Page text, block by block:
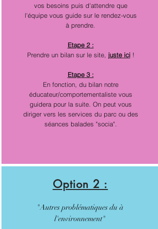
vos besoins puis d'attendre que
l'équipe vous guide sur le rendez-vous
à prendre.
Etape 2 :
Prendre un bilan sur le site, juste ici !
Etape 3 :
En fonction, du bilan notre
éducateur/comportementaliste vous
guidera pour la suite. On peut vous
diriger vers les services du parc ou des
séances balades "socia".
Option 2 :
"Autres problématiques du à
l'environnement"